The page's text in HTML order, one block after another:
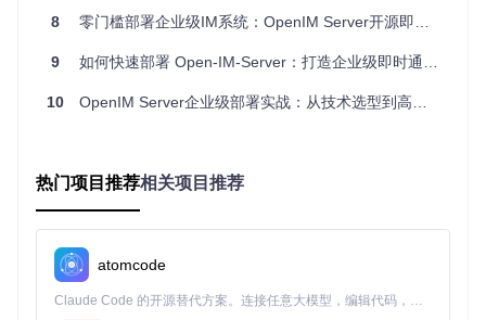
部署流程：如何极速部署OpenIM Server？
第一步：环境预检
若未安装依赖，可运行./install.sh
第二步：获取源码
git clone
cd
第三步：极速启动服务
8 零门槛部署企业级IM系统：OpenIM Server开源即时通讯解决方案指南
9 如何快速部署 Open-IM-Server：打造企业级即时通讯系统的完整指南 🚀
10 OpenIM Server企业级部署实战：从技术选型到高可用架构落地
热门项目推荐相关项目推荐
atomcode
Claude Code 的开源替代方案。连接任意大模型，编辑代码，运行命令，自动验证 — 全自动执行。用 Rust 构建，极致性能。 ｜ An open-source alternative to Claude Code. Connect any LLM, edit code, run commands, and verify changes — autonomously. Built in Rust for speed. Get Started